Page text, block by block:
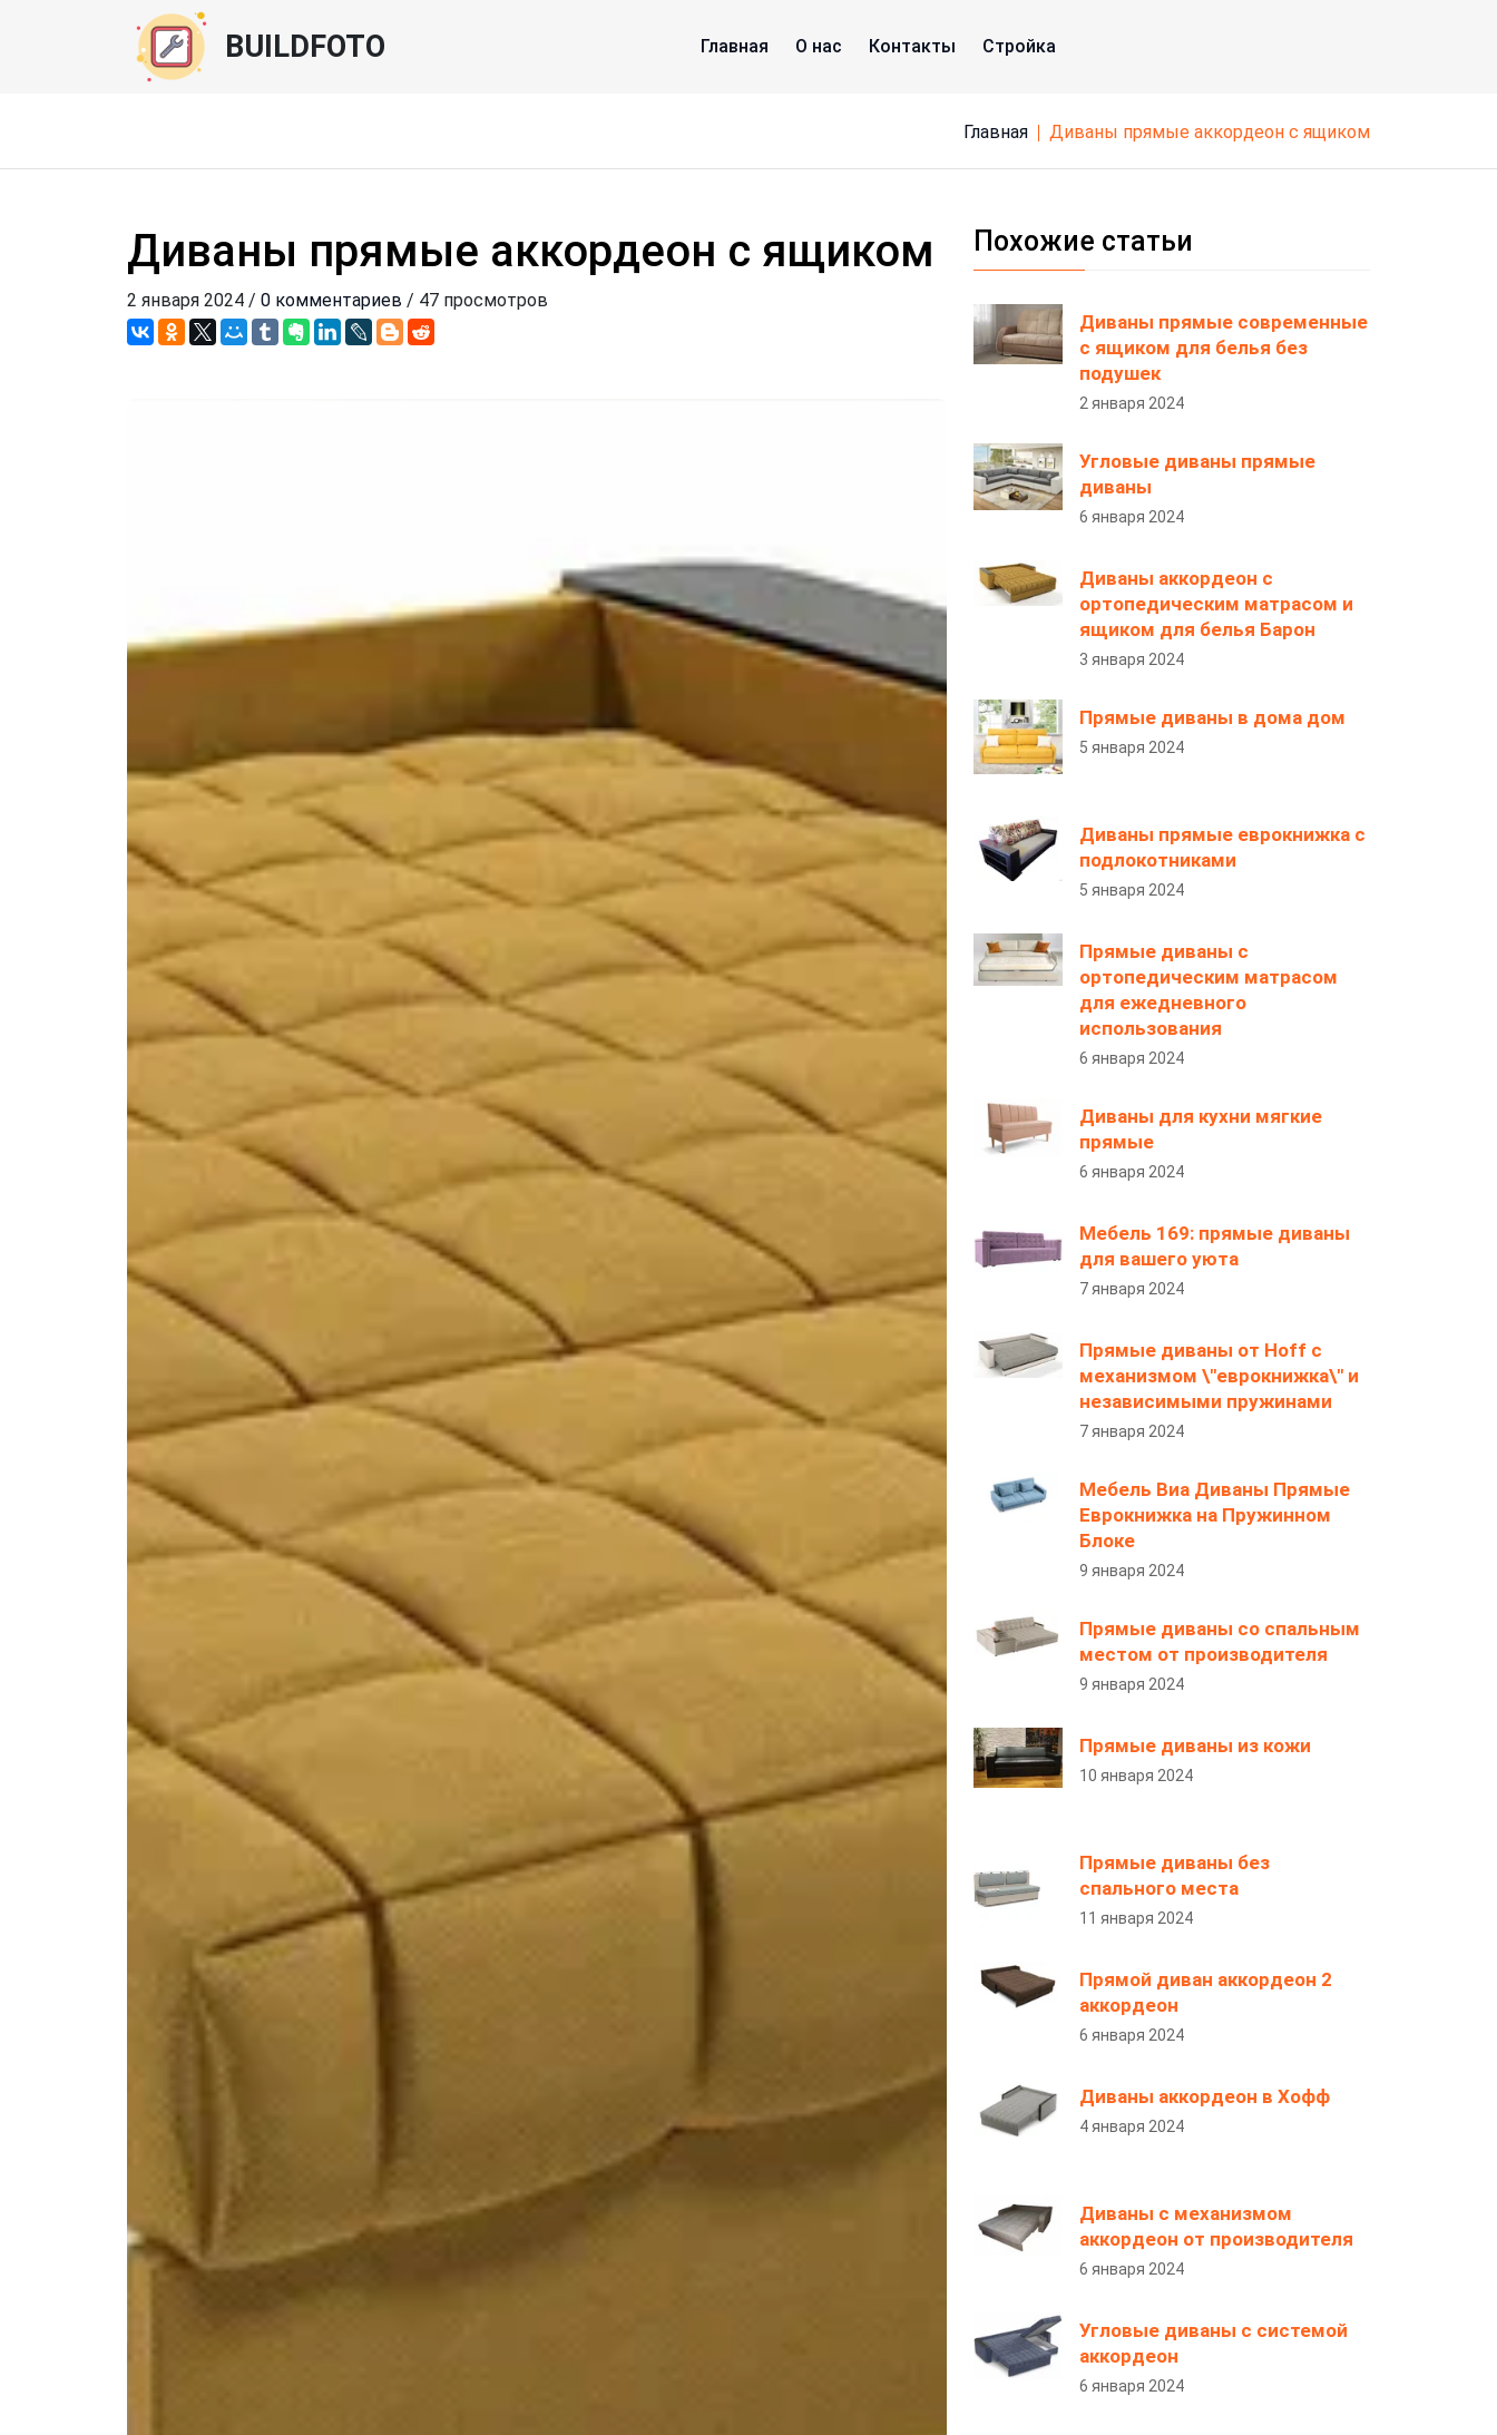
BUILDFOTO Главная О нас Контакты Стройка
Главная диваны прямые аккордеон с ящиком
Диваны прямые аккордеон с ящиком
2 января 2024 / 0 комментариев / 47 просмотров
Похожие статьи
Диваны прямые современные
с ящиком для белья без
подушек
2 января 2024
Угловые диваны прямые
диваны
6 января 2024
Диваны аккордеон с
ортопедическим матрасом и
ящиком для белья Барон
3 января 2024
Прямые диваны в дома дом
5 января 2024
Диваны прямые еврокнижка с
подлокотниками
5 января 2024
Прямые диваны с
ортопедическим матрасом
для ежедневного
использования
6 января 2024
Диваны для кухни мягкие
прямые
6 января 2024
Мебель 169: прямые диваны
для вашего уюта
7 января 2024
Прямые диваны от Hoff с
механизмом \"еврокнижка\" и
независимыми пружинами
7 января 2024
Мебель Виа Диваны Прямые
Еврокнижка на Пружинном
Блоке
9 января 2024
Прямые диваны со спальным
местом от производителя
9 января 2024
Прямые диваны из кожи
10 января 2024
Прямые диваны без
спального места
11 января 2024
Прямой диван аккордеон 2
аккордеон
6 января 2024
Диваны аккордеон в Хофф
4 января 2024
Диваны с механизмом
аккордеон от производителя
6 января 2024
Угловые диваны с системой
аккордеон
6 января 2024